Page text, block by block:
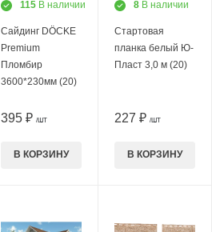
115 В наличии
Сайдинг DÖCKE
Premium
Пломбир
3600*230мм (20)
395 ₽ /ШТ
В КОРЗИНУ
8 В наличии
Стартовая
планка белый Ю-
Пласт 3,0 м (20)
227 ₽ /ШТ
В КОРЗИНУ